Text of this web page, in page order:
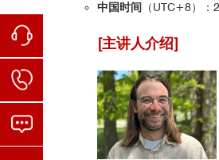
中国时间
（UTC+8）
[主讲人介绍]